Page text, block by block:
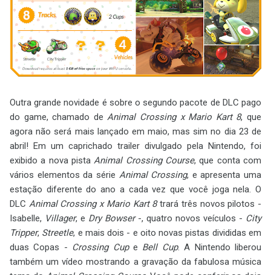
Outra grande novidade é sobre o segundo pacote de DLC pago
do game, chamado deAnimal Crossing x Mario Kart 8, que
agora não será mais lançado em maio, mas sim no dia 23 de
abril! Em um caprichado trailer divulgado pela Nintendo, foi
exibido a nova pistaAnimal Crossing Course, que conta com
vários elementos da série Animal Crossing, e apresenta uma
estação diferente do ano a cada vez que você joga nela. O
DLC Animal Crossing x Mario Kart 8trará três novos pilotos -
Isabelle, Villager, e Dry Bowser-, quatro novos veículos - City
Tripper, Streetle, e mais dois - e oito novas pistas divididas em
duas Copas - Crossing Cupe Bell Cup. A Nintendo liberou
também um vídeo mostrando a gravação da fabulosa música